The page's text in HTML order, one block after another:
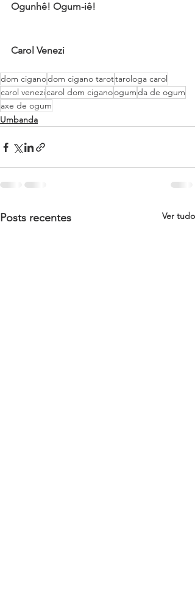
Ogunhê! Ogum-iê!
Carol Venezi
dom ciganodom cigano tarottarologa carol
carol venezicarol dom ciganoogumda de ogum
axe de ogum
Umbanda
Posts recentes Ver tudo